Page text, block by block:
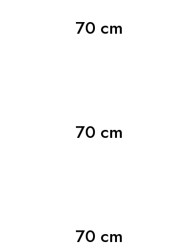
70 cm
70 cm
70 cm